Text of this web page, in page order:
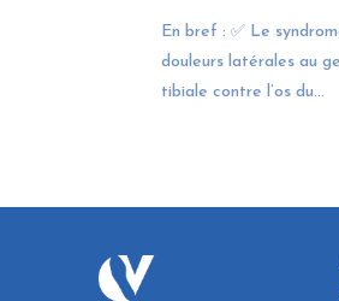
En bref : ✅ Le
douleurs latérales au
tibiale contre l’os du...